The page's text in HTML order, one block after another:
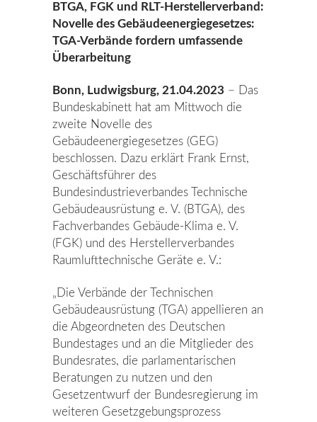
BTGA, FGK und RLT-Herstellerverband:
Novelle des Gebäudeenergiegesetzes:
TGA-Verbände fordern umfassende
Überarbeitung
Bonn, Ludwigsburg, 21.04.2023 − Das
Bundeskabinett hat am Mittwoch die
zweite Novelle des
Gebäudeenergiegesetzes (GEG)
beschlossen. Dazu erklärt Frank Ernst,
Geschäftsführer des
Bundesindustrieverbandes Technische
Gebäudeausrüstung e. V. (BTGA), des
Fachverbandes Gebäude-Klima e. V.
(FGK) und des Herstellerverbandes
Raumlufttechnische Geräte e. V.:
„Die Verbände der Technischen
Gebäudeausrüstung (TGA) appellieren an
die Abgeordneten des Deutschen
Bundestages und an die Mitglieder des
Bundesrates, die parlamentarischen
Beratungen zu nutzen und den
Gesetzentwurf der Bundesregierung im
weiteren Gesetzgebungsprozess